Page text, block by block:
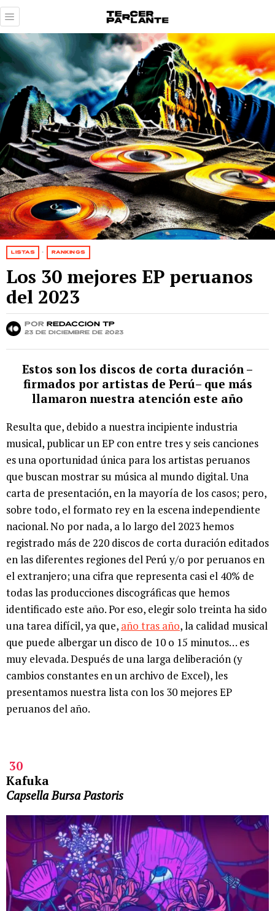
LISTAS · RANKINGS
Los 30 mejores EP peruanos
del 2023
por Redacción TP
23 de diciembre de 2023
Estos son los discos de corta duración –
firmados por artistas de Perú– que más
llamaron nuestra atención este año
Resulta que, debido a nuestra incipiente industria
musical, publicar un EP con entre tres y seis canciones
es una oportunidad única para los artistas peruanos
que buscan mostrar su música al mundo digital. Una
carta de presentación, en la mayoría de los casos; pero,
sobre todo, el formato rey en la escena independiente
nacional. No por nada, a lo largo del 2023 hemos
registrado más de 220 discos de corta duración editados
en las diferentes regiones del Perú y/o por peruanos en
el extranjero; una cifra que representa casi el 40% de
todas las producciones discográficas que hemos
identificado este año. Por eso, elegir solo treinta ha sido
una tarea difícil, ya que, año tras año, la calidad musical
que puede albergar un disco de 10 o 15 minutos… es
muy elevada. Después de una larga deliberación (y
cambios constantes en un archivo de Excel), les
presentamos nuestra lista con los 30 mejores EP
peruanos del año.
30
Kafuka
Capsella Bursa Pastoris